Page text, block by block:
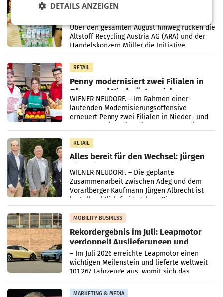
Eine Bühne für Zirkularität: ARA und
Kreislauffähigkeit
Über den gesamten August hinweg rücken die
Altstoff Recycling Austria AG (ARA) und der
Handelskonzern Müller die Initiative
„Kreislauf-Helden“ in allen österreichischen
Müller-Filialen
RETAIL
Penny modernisiert zwei Filialen in
Ober- und Niederösterreich
WIENER NEUDORF. – Im Rahmen einer
laufenden Modernisierungsoffensive
erneuert Penny zwei Filialen in Nieder- und
RETAIL
Alles bereit für den Wechsel: Jürgen
Albrecht setzt ab 1.1.2027 auf Adeg
WIENER NEUDORF. – Die geplante
Zusammenarbeit zwischen Adeg und dem
Vorarlberger Kaufmann Jürgen Albrecht ist
kartellrechtlich freigegeben: Die
Bundeswettbewerbsbehörde und der
Bundeskartellanwalt
MOBILITY BUSINESS
Rekordergebnis im Juli: Leapmotor
verdoppelt Auslieferungen und
überschreitet die 100.000er-Marke
– Im Juli 2026 erreichte Leapmotor einen
wichtigen Meilenstein und lieferte weltweit
101.267 Fahrzeuge aus, womit sich das
Ergebnis gegenüber Juli 2025 mehr als
verdoppelte (+102
MARKETING & MEDIA
DETAILS ANZEIGEN